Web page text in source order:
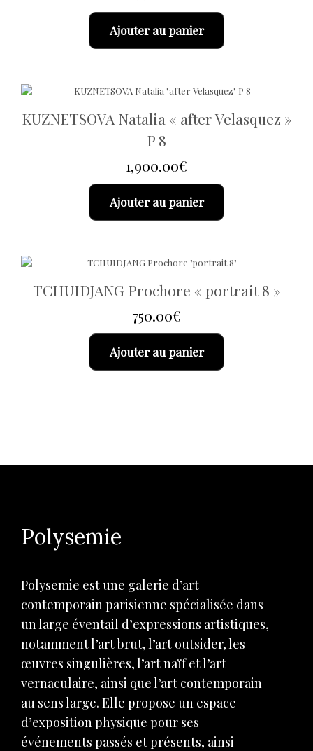
Ajouter au panier
KUZNETSOVA Natalia « after Velasquez »
P 8
1,900.00€
Ajouter au panier
TCHUIDJANG Prochore « portrait 8 »
750.00€
Ajouter au panier
Polysemie
Polysemie est une galerie d’art
contemporain parisienne spécialisée dans
un large éventail d’expressions artistiques,
notamment l’art brut, l’art outsider, les
œuvres singulières, l’art naïf et l’art
vernaculaire, ainsi que l’art contemporain
au sens large. Elle propose un espace
d’exposition physique pour ses
événements passés et présents, ainsi